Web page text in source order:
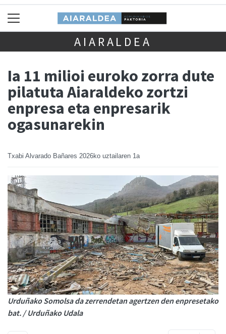
AIARALDEA
Ia 11 milioi euroko zorra dute
pilatuta Aiaraldeko zortzi
enpresa eta enpresarik
ogasunarekin
Txabi Alvarado Bañares 2026ko uztailaren 1a
Urduñako Somolsa da zerrendetan agertzen den enpresetako
bat. / Urduñako Udala